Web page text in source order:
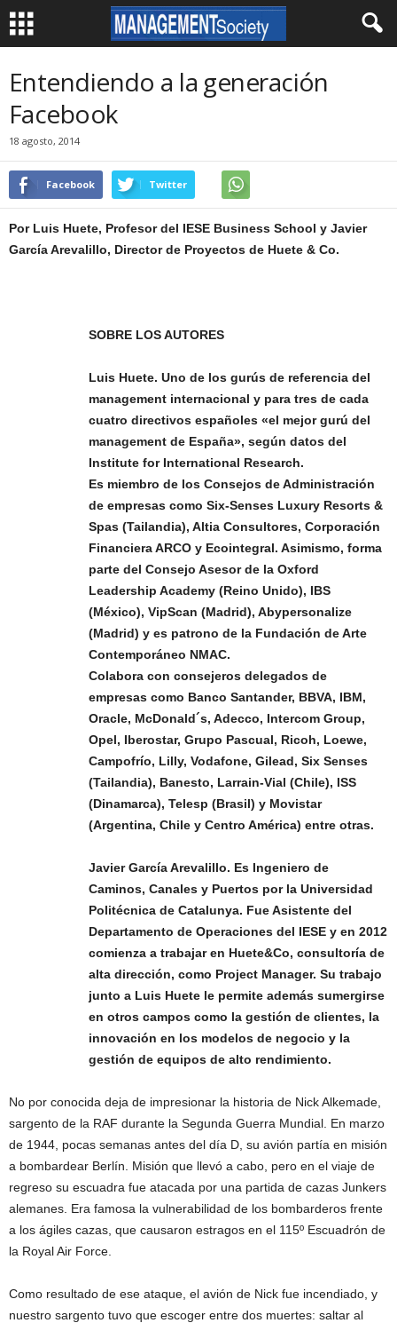
Entendiendo a la generación
Facebook
18 agosto, 2014
Facebook Twitter
Por Luis Huete, Profesor del IESE Business School y Javier
García Arevalillo, Director de Proyectos de Huete & Co.
SOBRE LOS AUTORES
Luis Huete. Uno de los gurús de referencia del
management internacional y para tres de cada
cuatro directivos españoles «el mejor gurú del
management de España», según datos del
Institute for International Research.
Es miembro de los Consejos de Administración
de empresas como Six-Senses Luxury Resorts &
Spas (Tailandia), Altia Consultores, Corporación
Financiera ARCO y Ecointegral. Asimismo, forma
parte del Consejo Asesor de la Oxford
Leadership Academy (Reino Unido), IBS
(México), VipScan (Madrid), Abypersonalize
(Madrid) y es patrono de la Fundación de Arte
Contemporáneo NMAC.
Colabora con consejeros delegados de
empresas como Banco Santander, BBVA, IBM,
Oracle, McDonald´s, Adecco, Intercom Group,
Opel, Iberostar, Grupo Pascual, Ricoh, Loewe,
Campofrío, Lilly, Vodafone, Gilead, Six Senses
(Tailandia), Banesto, Larrain-Vial (Chile), ISS
(Dinamarca), Telesp (Brasil) y Movistar
(Argentina, Chile y Centro América) entre otras.
Javier García Arevalillo. Es Ingeniero de
Caminos, Canales y Puertos por la Universidad
Politécnica de Catalunya. Fue Asistente del
Departamento de Operaciones del IESE y en 2012
comienza a trabajar en Huete&Co, consultoría de
alta dirección, como Project Manager. Su trabajo
junto a Luis Huete le permite además sumergirse
en otros campos como la gestión de clientes, la
innovación en los modelos de negocio y la
gestión de equipos de alto rendimiento.
No por conocida deja de impresionar la historia de Nick Alkemade,
sargento de la RAF durante la Segunda Guerra Mundial. En marzo
de 1944, pocas semanas antes del día D, su avión partía en misión
a bombardear Berlín. Misión que llevó a cabo, pero en el viaje de
regreso su escuadra fue atacada por una partida de cazas Junkers
alemanes. Era famosa la vulnerabilidad de los bombarderos frente
a los ágiles cazas, que causaron estragos en el 115º Escuadrón de
la Royal Air Force.
Como resultado de ese ataque, el avión de Nick fue incendiado, y
nuestro sargento tuvo que escoger entre dos muertes: saltar al